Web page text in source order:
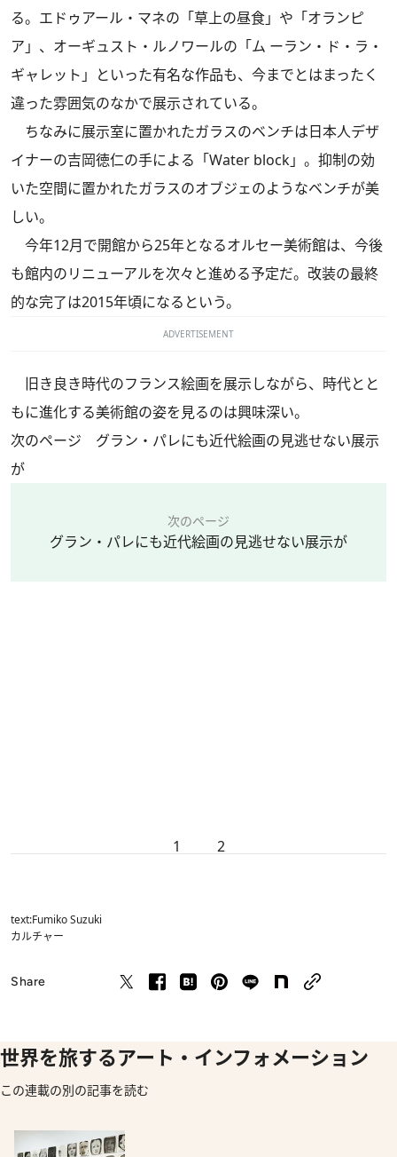
る。エドゥアール・マネの「草上の昼食」や「オランピ
ア」、オーギュスト・ルノワールの「ム ーラン・ド・ラ・
ギャレット」といった有名な作品も、今までとはまったく
違った雰囲気のなかで展示されている。
ちなみに展示室に置かれたガラスのベンチは日本人デザ
イナーの吉岡徳仁の手による「Water block」。抑制の効
いた空間に置かれたガラスのオブジェのようなベンチが美
しい。
今年12月で開館から25年となるオルセー美術館は、今後
も館内のリニューアルを次々と進める予定だ。改装の最終
的な完了は2015年頃になるという。
ADVERTISEMENT
旧き良き時代のフランス絵画を展示しながら、時代とと
もに進化する美術館の姿を見るのは興味深い。
次のページ グラン・パレにも近代絵画の見逃せない展示
が
次のページ
グラン・パレにも近代絵画の見逃せない展示が
1 2
text:Fumiko Suzuki
カルチャー
Share
世界を旅するアート・インフォメーション
この連載の別の記事を読む